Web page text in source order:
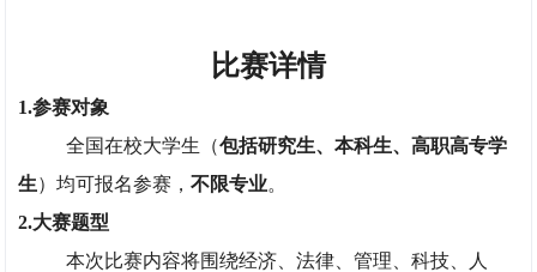
比赛详情
1.参赛对象
全国在校大学生（包括研究生、本科生、高职高专学
生）均可报名参赛，不限专业。
2.大赛题型
本次比赛内容将围绕经济、法律、管理、科技、人